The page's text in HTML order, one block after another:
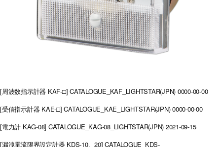
[周波数指示計器 KAF-□] CATALOGUE_KAF_LIGHTSTAR(JPN) 0000-00-00
[受信指示計器 KAE-□] CATALOGUE_KAE_LIGHTSTAR(JPN)0000-00-00
[電力計 KAG-08] CATALOGUE_KAG-08_LIGHTSTAR(JPN) 2021-09-15
[漏洩電流限界設定計器 KDS-10、20] CATALOGUE_KDS-